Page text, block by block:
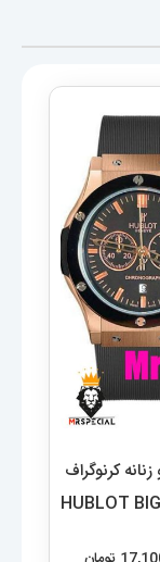
کرنوگراف
تومانمحدوده
تا
17,100,000 تومان
این
محصول
دارای
مختلفی
می
باشد.